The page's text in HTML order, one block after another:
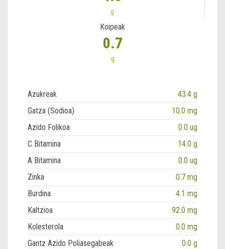
g
Koipeak
0.7
g
Azukreak
43.4 g
Gatza (Sodioa)
10.0 mg
Azido Folikoa
0.0 ug
C Bitamina
14.0 g
A Bitamina
0.0 ug
Zinka
0.7 mg
Burdina
4.1 mg
Kaltzioa
92.0 mg
Kolesterola
0.0 mg
Gantz Azido Poliasegabeak
0.0 g